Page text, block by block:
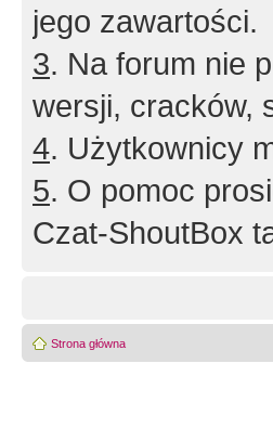
jego zawartości.
3. Na forum nie
wersji, cracków,
4. Użytkownicy
5. O pomoc
Czat-ShoutBox
Strona główna